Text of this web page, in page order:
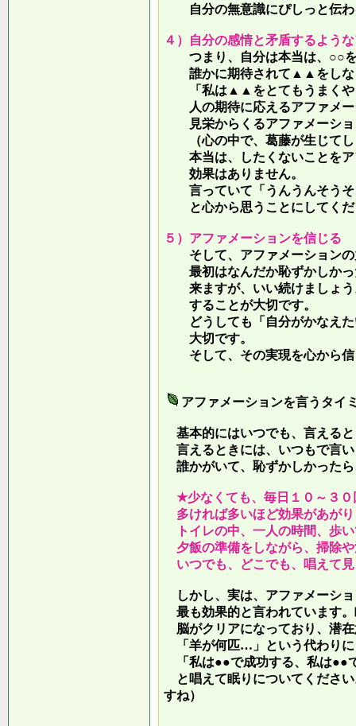
自分の無意識にぴしっと伝わ
４）自分の感情と矛盾するよう
つまり、自分は本当は、○○を
誰かに期待されて▲▲をしな
「私は▲▲をとてもうまくや
人の期待に応えるアファメ
見栄からくるアファメーショ
（心の中で、葛藤が生じてし
本当は、したくないことをア
効果はありません。
言っていて 「うんうんそう
と心から思うことにしてくだ
５）アファメーションを信じる
そして、アファメーションの
最初はなんだか恥ずかしかっ
来ますが、いい続けましょう
することが大切です。
どうしても「自分がかなえた
大切です。
そして、その実現を心から信
アファメーションを言うタイ
基本的にはいつでも、言える
言えるときには、いつもで言
誰かがいて、恥ずかしかった
★少なくても、毎日１０～３０
多ければ多いほど効果があが
トイレの中、一人の時間、歩
夕飯の準備をしながら、掃除
いつでも、どこでも、唱えて
しかし、実は、アファメーシ
最も効果的と言われています
脳がクリアになっており、潜
「羊が何匹…」という代わりに
「私は●●で成功する、私は●●
と唱えて眠りについてくださ
すね）